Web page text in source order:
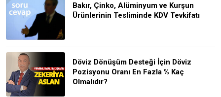
Bakır, Çinko, Alüminyum ve Kurşun
Ürünlerinin Tesliminde KDV Tevkifatı
Döviz Dönüşüm Desteği İçin Döviz
Pozisyonu Oranı En Fazla % Kaç
Olmalıdır?